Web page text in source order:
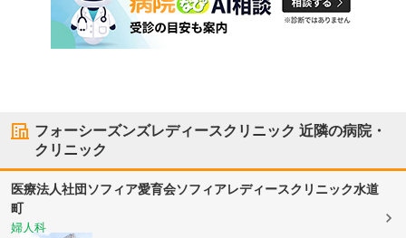
フォーシーズンズレディースクリニック 近隣の病院・
クリニック
医療法人社団ソフィア愛育会ソフィアレディースクリニック水道
町
婦人科